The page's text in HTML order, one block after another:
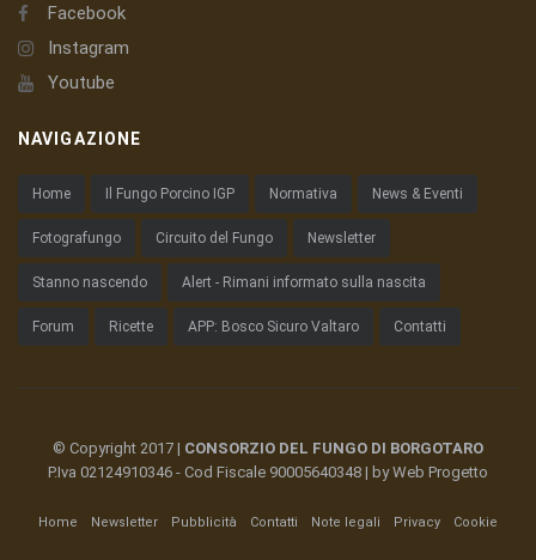
Facebook
Instagram
Youtube
NAVIGAZIONE
Home Il Fungo Porcino IGP Normativa News & Eventi
Fotografungo Circuito del Fungo Newsletter
Stanno nascendo Alert - Rimani informato sulla nascita
Forum Ricette APP: Bosco Sicuro Valtaro Contatti
© Copyright 2017 | CONSORZIO DEL FUNGO DI BORGOTARO
P.Iva 02124910346 - Cod Fiscale 90005640348 | byWeb Progetto
Home Newsletter Pubblicità Contatti Note legali Privacy Cookie